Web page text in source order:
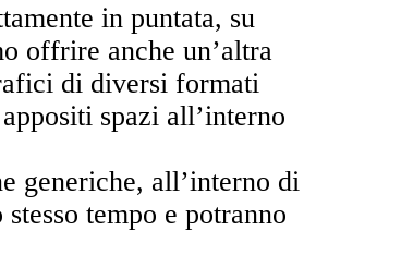
in puntata, su
offrire anche un’altra
di diversi formati
spazi all’interno
generiche, all’interno di
tempo e potranno